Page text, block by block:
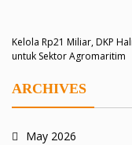
Kelola Rp21 Miliar, DKP
untuk Sektor Agromaritim
ARCHIVES
May 2026